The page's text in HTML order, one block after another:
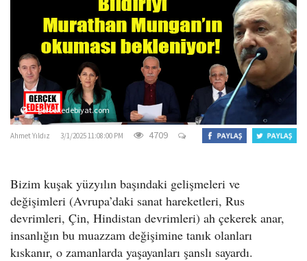
gercekedebiyat.com
Ahmet Yıldız 3/1/2025 11:08:00 PM 4709
Bizim kuşak yüzyılın başındaki gelişmeleri ve
değişimleri (Avrupa’daki sanat hareketleri, Rus
devrimleri, Çin, Hindistan devrimleri) ah çekerek anar,
insanlığın bu muazzam değişimine tanık olanları
kıskanır, o zamanlarda yaşayanları şanslı sayardı.